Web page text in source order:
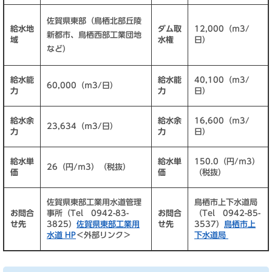
給水地
域
佐賀県東部（鳥栖北部丘陵
新都市、鳥栖西部工業団地
など）
ダム取
水権
12,000（ｍ3/
日）
給水能
力
60,000（ｍ3/日）
給水能
力
40,100（ｍ3/
日）
給水余
力
23,634（ｍ3/日）
給水余
力
16,600（ｍ3/
日）
給水単
価
26（円/ｍ3）（税抜）
給水単
価
150.0（円/ｍ3）
（税抜）
お問合
せ先
佐賀県東部工業用水道管理
事所（Tel 0942-83-
3825） 佐賀県東部工業用
水道 HP＜外部リンク＞
お問合
せ先
鳥栖市上下水道局
（Tel 0942-85-
3537） 鳥栖市上
下水道局